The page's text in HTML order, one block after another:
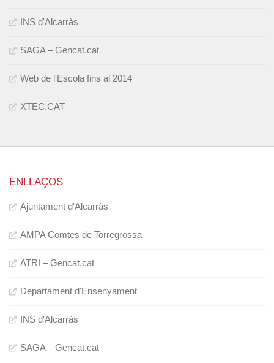
INS d'Alcarràs
SAGA – Gencat.cat
Web de l'Escola fins al 2014
XTEC.CAT
ENLLAÇOS
Ajuntament d'Alcarràs
AMPA Comtes de Torregrossa
ATRI – Gencat.cat
Departament d'Ensenyament
INS d'Alcarràs
SAGA – Gencat.cat